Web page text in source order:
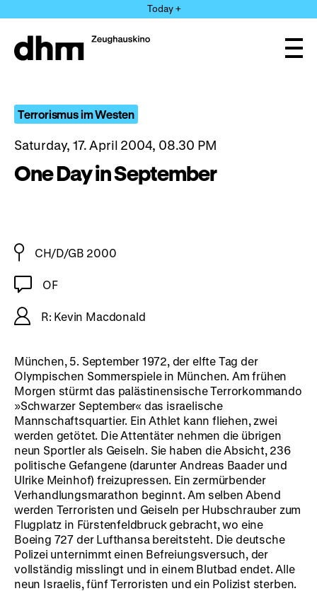
directly
the
Today +
Terrorismus im Westen
Saturday, 17. April 2004, 08.30 PM
One Day in September
CH/D/GB 2000
OF
R: Kevin Macdonald
München, 5. September 1972, der elfte Tag der
Olympischen Sommerspiele in München. Am frühen
Morgen stürmt das palästinensische Terrorkommando
»Schwarzer September« das israelische
Mannschaftsquartier. Ein Athlet kann fliehen, zwei
werden getötet. Die Attentäter nehmen die übrigen
neun Sportler als Geiseln. Sie haben die Absicht, 236
politische Gefangene (darunter Andreas Baader und
Ulrike Meinhof) freizupressen. Ein zermürbender
Verhandlungsmarathon beginnt. Am selben Abend
werden Terroristen und Geiseln per Hubschrauber zum
Flugplatz in Fürstenfeldbruck gebracht, wo eine
Boeing 727 der Lufthansa bereitsteht. Die deutsche
Polizei unternimmt einen Befreiungsversuch, der
vollständig misslingt und in einem Blutbad endet. Alle
neun Israelis, fünf Terroristen und ein Polizist sterben.